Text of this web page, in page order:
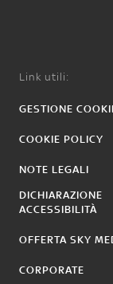
Link utili:
GESTIONE
COOKIE POLICY
NOTE LEGALI
DICHIARAZIONE
ACCESSIBILITÀ
OFFERTA SKY
CORPORATE